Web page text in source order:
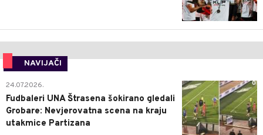
NAVIJAČI
0
24.07.2026.
Fudbaleri UNA Štrasena šokirano gledali
Grobare: Nevjerovatna scena na kraju
utakmice Partizana